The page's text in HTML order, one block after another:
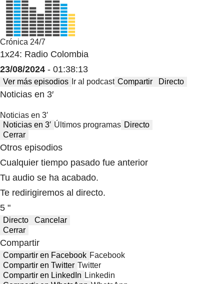
Crónica 24/7
1x24: Radio Colombia
23/08/2024 - 01:38:13
Ver más episodios Ir al podcast Compartir Directo
Noticias en 3′
Noticias en 3′
Noticias en 3′ Últimos programas Directo
Cerrar
Otros episodios
Cualquier tiempo pasado fue anterior
Tu audio se ha acabado.
Te redirigiremos al directo.
5 "
Directo
Cancelar
Cerrar
Compartir
Compartir en Facebook Facebook
Compartir en Twitter Twitter
Compartir en LinkedIn Linkedin